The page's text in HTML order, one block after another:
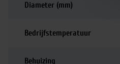
Diameter (mm)
Bedrijfstemperatuur
Behuizing